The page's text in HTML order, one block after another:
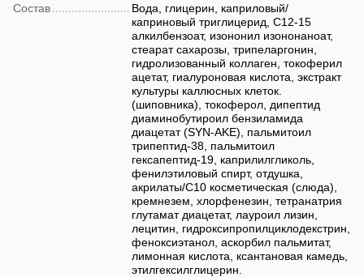
Состав
Вода, глицерин, каприловый/
каприновый триглицерид, С12-15
алкилбензоат, изононил изононаноат,
стеарат сахарозы, трипеларгонин,
гидролизованный коллаген, токоферил
ацетат, гиалуроновая кислота, экстракт
культуры каллюсных клеток.
(шиповника), токоферол, дипептид
диаминобутироил бензиламида
диацетат (SYN-AKE), пальмитоил
трипептид-38, пальмитоил
гексапептид-19, каприлилгликоль,
фенилэтиловый спирт, отдушка,
акрилаты/C10 косметическая (слюда),
кремнезем, хлорфенезин, тетранатрия
глутамат диацетат, лауроил лизин,
лецитин, гидроксипропилциклодекстрин,
феноксиэтанол, аскорбил пальмитат,
лимонная кислота, ксантановая камедь,
этилгексилглицерин.